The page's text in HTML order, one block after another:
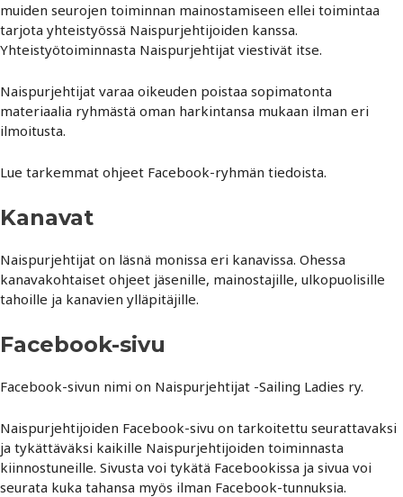
muiden seurojen toiminnan mainostamiseen ellei toimintaa
tarjota yhteistyössä Naispurjehtijoiden kanssa.
Yhteistyötoiminnasta Naispurjehtijat viestivät itse.
Naispurjehtijat varaa oikeuden poistaa sopimatonta
materiaalia ryhmästä oman harkintansa mukaan ilman eri
ilmoitusta.
Lue tarkemmat ohjeet Facebook-ryhmän tiedoista.
Kanavat
Naispurjehtijat on läsnä monissa eri kanavissa. Ohessa
kanavakohtaiset ohjeet jäsenille, mainostajille, ulkopuolisille
tahoille ja kanavien ylläpitäjille.
Facebook-sivu
Facebook-sivun nimi on Naispurjehtijat -Sailing Ladies ry.
Naispurjehtijoiden Facebook-sivu on tarkoitettu seurattavaksi
ja tykättäväksi kaikille Naispurjehtijoiden toiminnasta
kiinnostuneille. Sivusta voi tykätä Facebookissa ja sivua voi
seurata kuka tahansa myös ilman Facebook-tunnuksia.